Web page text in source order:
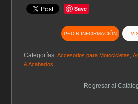
Save
PEDIR INFORMACIÓN
Categorías:Accesorios para Motocicletas,
& Acabados
Regresar al